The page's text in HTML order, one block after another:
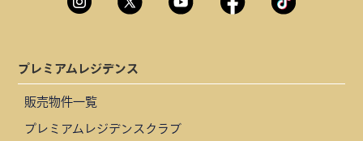
プレミアムレジデンス
販売物件一覧
プレミアムレジデンスクラブ